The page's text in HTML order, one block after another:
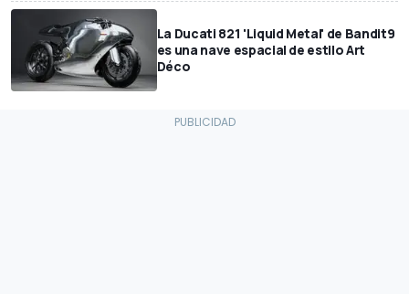
La Ducati 821 'Liquid Metal' de Bandit9
es una nave espacial de estilo Art
Déco